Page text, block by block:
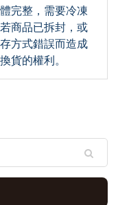
完整，需要冷凍
商品已拆封，或
方式錯誤而造成
貨的權利。